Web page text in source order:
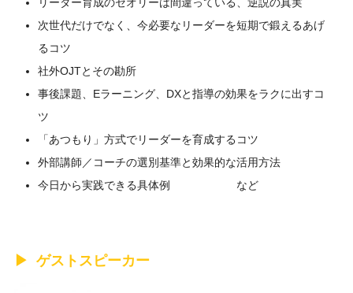
次世代だけでなく、今必要なリーダーを短期で鍛えるあげ
るコツ
社外OJTとその勘所
事後課題、Eラーニング、DXと指導の効果をラクに出すコ
ツ
「あつもり」方式でリーダーを育成するコツ
外部講師／コーチの選別基準と効果的な活用方法
今日から実践できる具体例 など
ゲストスピーカー